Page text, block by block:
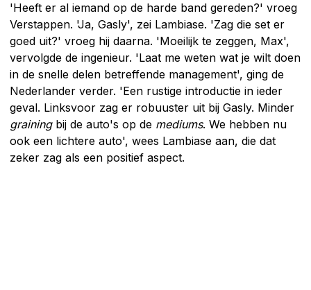
'Heeft er al iemand op de harde band gereden?' vroeg
Verstappen. 'Ja, Gasly', zei Lambiase. 'Zag die set er
goed uit?' vroeg hij daarna. 'Moeilijk te zeggen, Max',
vervolgde de ingenieur. 'Laat me weten wat je wilt doen
in de snelle delen betreffende management', ging de
Nederlander verder. 'Een rustige introductie in ieder
geval. Linksvoor zag er robuuster uit bij Gasly. Minder
grainingbij de auto's op de mediums. We hebben nu
ook een lichtere auto', wees Lambiase aan, die dat
zeker zag als een positief aspect.